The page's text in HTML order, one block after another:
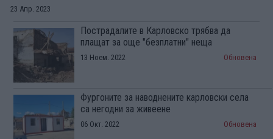
23 Апр. 2023
Пострадалите в Карловско трябва да
плащат за още "безплатни" неща
13 Ноем. 2022 Обновена
Фургоните за наводнените карловски села
са негодни за живеене
06 Окт. 2022 Обновена